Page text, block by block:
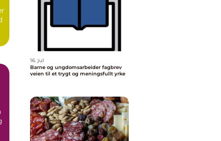
16. jul
Barne og ungdomsarbeider fagbrev
veien til et trygt og meningsfullt yrke